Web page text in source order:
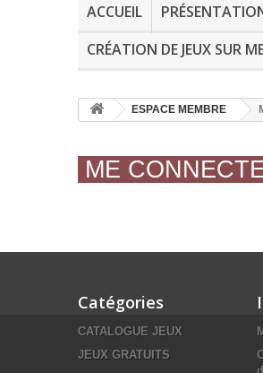
ACCUEIL
CRÉATION DE JEUX SUR
ESPACE MEMBRE
ME
Catégories
CATALOGUE JEUX
JEUX GRATUITS